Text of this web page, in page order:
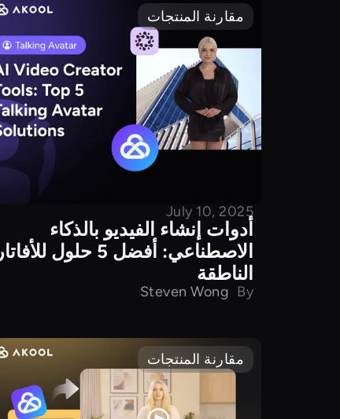
مقارنة المنتجات
July 10, 2025
أدوات إنشاء الفيديو بالذكاء
الاصطناعي: أفضل 5 حلول للأفاتار
الناطقة
By
Steven Wong
مقارنة المنتجات